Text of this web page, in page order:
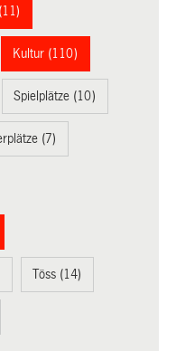
Kultur (110)
Spielplätze (10)
(7)
Töss (14)